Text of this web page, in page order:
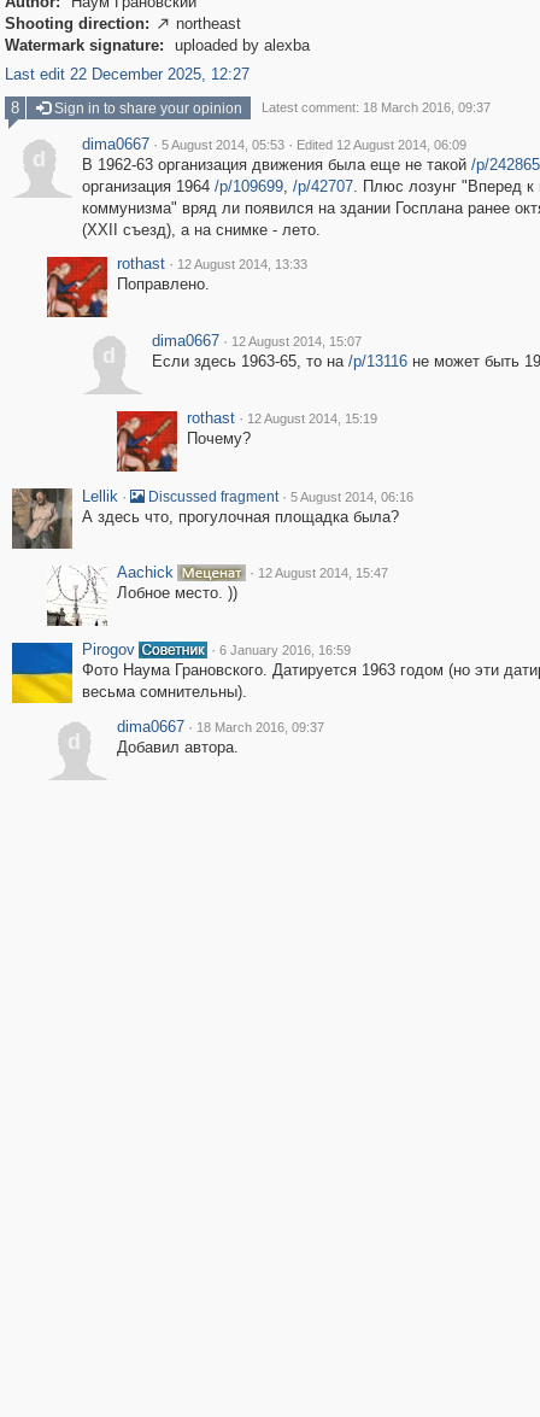
Shooting direction:  northeast
Watermark signature:
uploaded by alexba
Last edit 22 December 2025, 12:27
8
Sign in to share your opinion Latest comment: 18 March 2016, 09:37
d
dima0667 · 5 August 2014, 05:53 · Edited 12 August 2014, 06:09
В 1962-63 организация движения была еще не такой /p/242865
организация 1964 /p/109699, /p/42707. Плюс лозунг "Вперед к
коммунизма" вряд ли появился на здании Госплана ранее
(XXII съезд), а на снимке - лето.
rothast · 12 August 2014, 13:33
Поправлено.
d
dima0667 · 12 August 2014, 15:07
Если здесь 1963-65, то на /p/13116не может быть
rothast · 12 August 2014, 15:19
Почему?
Lellik · Discussed fragment · 5 August 2014, 06:16
А здесь что, прогулочная площадка была?
Aachick · 12 August 2014, 15:47
Лобное место. ))
Pirogov · 6 January 2016, 16:59
Фото Наума Грановского. Датируется 1963 годом (но эти
весьма сомнительны).
d
dima0667 · 18 March 2016, 09:37
Добавил автора.